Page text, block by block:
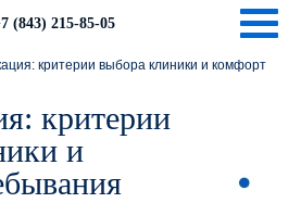
(843) 215-85-05
критерии выбора клиники и комфорт
критерии
и